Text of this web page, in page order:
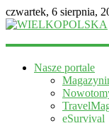
czwartek, 6 sierpnia,
informacyjny
Nasze portale
eSurvival